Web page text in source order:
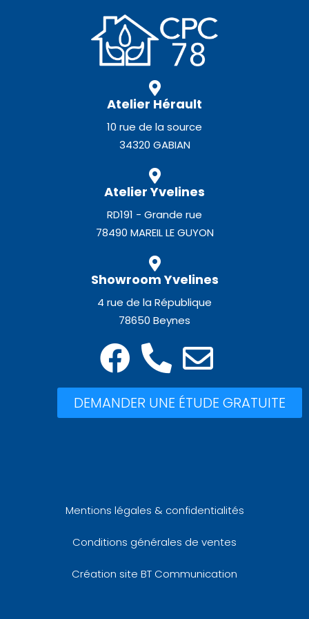
Atelier Hérault
10 rue de la source
34320 GABIAN
Atelier Yvelines
RD191 - Grande rue
78490 MAREIL LE GUYON
Showroom Yvelines
4 rue de la République
78650 Beynes
DEMANDER UNE ÉTUDE GRATUITE
Mentions légales & confidentialités
Conditions générales de ventes
Création site BT Communication